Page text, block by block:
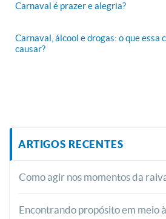
Carnaval é prazer e alegria?
Carnaval, álcool e drogas: o que essa
causar?
ARTIGOS RECENTES
Como agir nos momentos da
Encontrando propósito em meio